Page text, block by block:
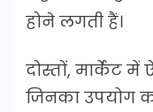
होने लगती हैं।
दोस्तों, मार्केट
जिनका उपयोग